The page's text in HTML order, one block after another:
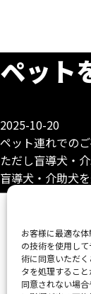
お客様に最適な
の技術を使用し
術に同意いただ
タを処理すること
同意されない場
ペット
2025-10-20
ペット連れでの
ただし盲導犬・
盲導犬・介助犬